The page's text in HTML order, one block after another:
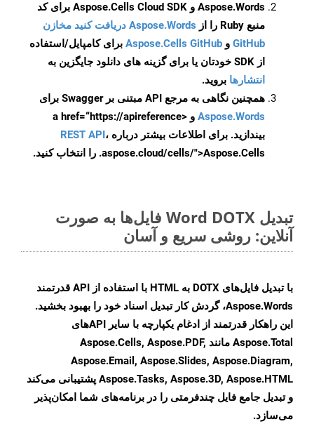
Aspose.Words و Aspose.Cells Cloud SDK برای کد
منبع Ruby را از
Aspose.Words دریافت کنید مخازن
GitHub و Aspose.Cells GitHub برای کامپایل/استفاده
از SDK خودتان یا برای گزینه های دانلود جایگزین به
انتشارها بروید.
همچنین نگاهی به مرجع API مبتنی بر Swagger برای
Aspose.Words
و <a href=“https://apireference
بیندازید. برای اطلاعات بیشتر درباره REST API،
.aspose.cloud/cells/">Aspose.Cells را انتخاب کنید.
تبدیل Word DOTX فایل‌ها به صورت
آنلاین: روشی سریع و آسان
با تبدیل فایل‌های DOTX به HTML با استفاده از API قدرتمند
Aspose.Words، گردش کار تبدیل اسناد خود را بهبود بخشید.
این راهکار قدرتمند از ادغام یکپارچه با سایر APIهای
Aspose.Total مانند Aspose.Cells, Aspose.PDF,
Aspose.Email, Aspose.Slides, Aspose.Diagram,
Aspose.Tasks, Aspose.3D, Aspose.HTML پشتیبانی می‌کند
و تبدیل جامع فایل چندفرمتی را در برنامه‌های شما امکان‌پذیر
می‌سازد.